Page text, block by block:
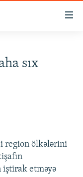
sıx
region ölkələrini
iştirak etməyə